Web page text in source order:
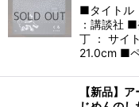
■タイトル
：講談社
丁 ： サイ
21.0cm ■
【新品】